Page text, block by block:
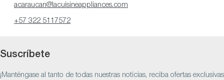
acaraucan@lacuisineappliances.com
+57 322 5117572
Suscríbete
¡Manténgase al tanto de todas nuestras noticias, reciba ofertas exclusivas